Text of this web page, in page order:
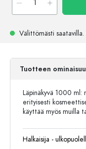
Välittömästi saatavilla.
Tuotteen
Läpinäkyvä 1000 ml:
erityisesti
käyttää myös muilla
Halkaisija -